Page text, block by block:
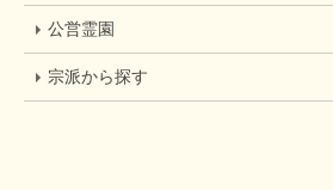
公営霊園
宗派から探す